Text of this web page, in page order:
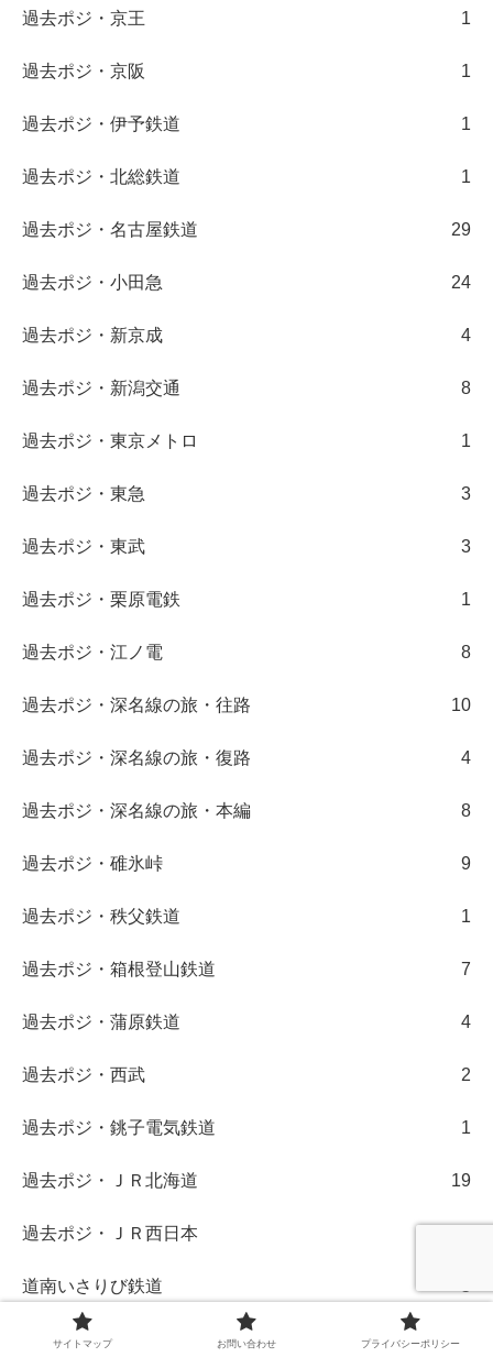
過去ポジ・京王 1
過去ポジ・京阪 1
過去ポジ・伊予鉄道 1
過去ポジ・北総鉄道 1
過去ポジ・名古屋鉄道 29
過去ポジ・小田急 24
過去ポジ・新京成 4
過去ポジ・新潟交通 8
過去ポジ・東京メトロ 1
過去ポジ・東急 3
過去ポジ・東武 3
過去ポジ・栗原電鉄 1
過去ポジ・江ノ電 8
過去ポジ・深名線の旅・往路 10
過去ポジ・深名線の旅・復路 4
過去ポジ・深名線の旅・本編 8
過去ポジ・碓氷峠 9
過去ポジ・秩父鉄道 1
過去ポジ・箱根登山鉄道 7
過去ポジ・蒲原鉄道 4
過去ポジ・西武 2
過去ポジ・銚子電気鉄道 1
過去ポジ・ＪＲ北海道 19
過去ポジ・ＪＲ西日本
道南いさりび鉄道
遠州鉄道
サイトマップ お問い合わせ プライバシーポリシー